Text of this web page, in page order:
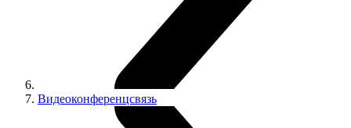
Видеоконференцсвязь